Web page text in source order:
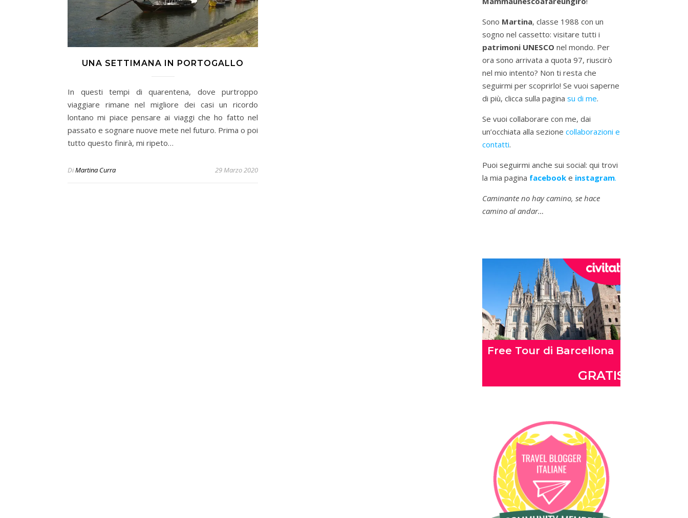
UNA SETTIMANA IN PORTOGALLO
In questi tempi di quarentena, dove purtroppo
viaggiare rimane nel migliore dei casi un ricordo
lontano mi piace pensare ai viaggi che ho fatto nel
passato e sognare nuove mete nel futuro. Prima o poi
tutto questo finirà, mi ripeto…
DiMartina Curra 29 Marzo 2020
Sono Martina, classe 1988 con un
sogno nel cassetto: visitare tutti i
patrimoni UNESCO nel mondo. Per
ora sono arrivata a quota 97, riuscirò
nel mio intento? Non ti resta che
seguirmi per scoprirlo! Se vuoi saperne
di più, clicca sulla pagina su di me.
Se vuoi collaborare con me, dai
un’occhiata alla sezione collaborazioni e
contatti.
Puoi seguirmi anche sui social: qui trovi
la mia pagina facebook e instagram.
Caminante no hay camino, se hace
camino al andar…